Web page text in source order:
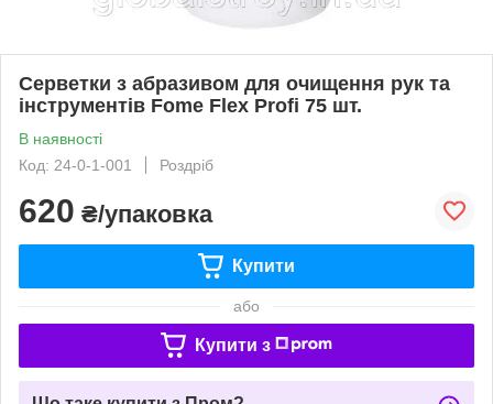
Серветки з абразивом для очищення рук та
інструментів Fome Flex Profi 75 шт.
В наявності
Код: 24-0-1-001
Роздріб
620 ₴/упаковка
Купити
або
Купити з